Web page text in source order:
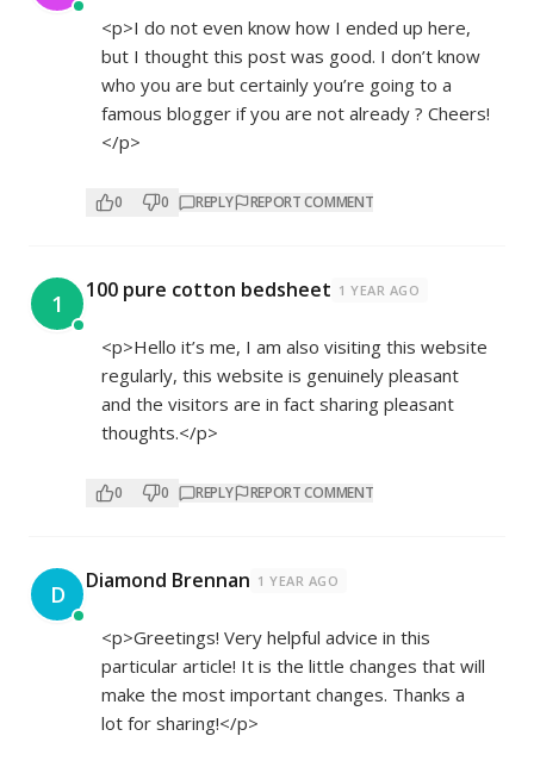
<p>I do not even know how I ended up here,
but I thought this post was good. I don’t know
who you are but certainly you’re going to a
famous blogger if you are not already ? Cheers!
</p>
0 0 REPLY REPORT COMMENT
1 100 pure cotton bedsheet 1 YEAR AGO
<p>Hello it’s me, I am also visiting this website
regularly, this website is genuinely pleasant
and the visitors are in fact sharing pleasant
thoughts.</p>
0 0 REPLY REPORT COMMENT
D Diamond Brennan 1 YEAR AGO
<p>Greetings! Very helpful advice in this
particular article! It is the little changes that will
make the most important changes. Thanks a
lot for sharing!</p>